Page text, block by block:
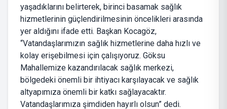
yaşadıklarını belirterek, birinci basamak sağlık
hizmetlerinin güçlendirilmesinin öncelikleri arasında
yer aldığını ifade etti. Başkan Kocagöz,
“Vatandaşlarımızın sağlık hizmetlerine daha hızlı ve
kolay erişebilmesi için çalışıyoruz. Göksu
Mahallemize kazandırılacak sağlık merkezi,
bölgedeki önemli bir ihtiyacı karşılayacak ve sağlık
altyapımıza önemli bir katkı sağlayacaktır.
Vatandaşlarımıza şimdiden hayırlı olsun” dedi.